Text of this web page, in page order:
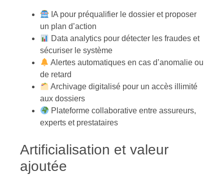
IA pour préqualifier le dossier et proposer
un plan d’action
Data analytics pour détecter les fraudes et
sécuriser le système
Alertes automatiques en cas d’anomalie ou
de retard
Archivage digitalisé pour un accès illimité
aux dossiers
Plateforme collaborative entre assureurs,
experts et prestataires
Artificialisation et valeur
ajoutée